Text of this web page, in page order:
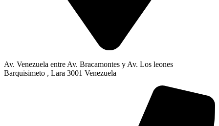
Av. Venezuela entre Av. Bracamontes y Av. Los leones
Barquisimeto , Lara 3001 Venezuela